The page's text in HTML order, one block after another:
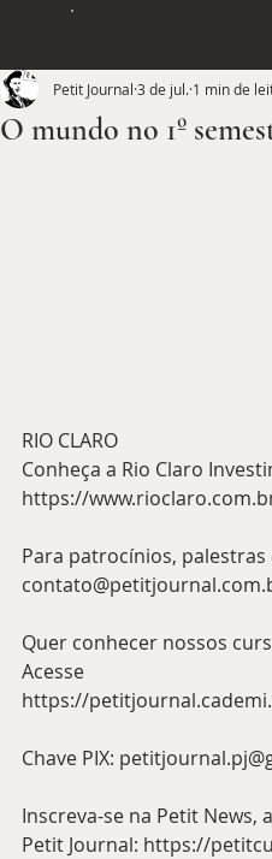
O mundo no 1º
Petit Journal 3 de jul. 1 min de
RIO CLARO
Conheça a Rio Claro
https://
Para patrocínios, palestras
Quer conhecer nossos
Acesse
https://
Chave PIX:
Inscreva-se na Petit
Petit Journal: https://